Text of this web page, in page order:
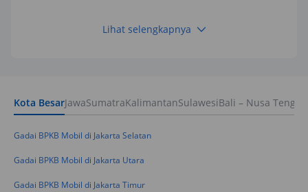
Keuangan
Keuangan
Masuk BI Checking? Simak Peraturan
Lihat selengkapnya
Kota BesarJawaSumatraKalimantanSulawesiBali – Nusa
Gadai BPKB Mobil di Jakarta Selatan
Gadai BPKB Mobil di Jakarta Utara
Gadai BPKB Mobil di Jakarta Timur